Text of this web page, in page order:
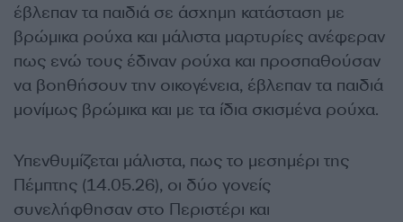
έβλεπαν τα παιδιά σε άσχημη κατάσταση με
βρώμικα ρούχα και μάλιστα μαρτυρίες ανέφεραν
πως ενώ τους έδιναν ρούχα και προσπαθούσαν
να βοηθήσουν την οικογένεια, έβλεπαν τα παιδιά
μονίμως βρώμικα και με τα ίδια σκισμένα ρούχα.
Υπενθυμίζεται μάλιστα, πως το μεσημέρι της
Πέμπτης (14.05.26), οι δύο γονείς
συνελήφθησαν στο Περιστέρι και